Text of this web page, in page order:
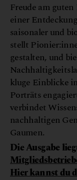
Freude am
einer
saisonaler und
stellt
gestalten, und
kluge Einblicke
Porträts
verbindet
nachhaltigen
Gaumen.
Die Ausgabe
Hier kannst du